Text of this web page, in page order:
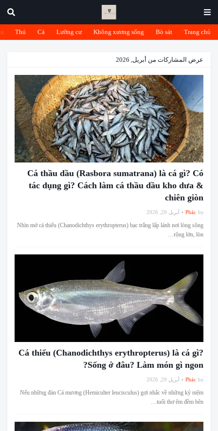
Trang chủ
Bò sát
Không xương sống
Lưỡng cư
Cá
Thú
عرض المشاركات من أبريل, 2026
Cá thầu dầu (Rasbora sumatrana) là cá gì? Có
tác dụng gì? Cách làm cá thầu dầu kho dưa &
chiên giòn
by
Phác أبريل 29, 2026
Nhìn mớ cá thiểu (Chanodichthys erythropterus) bạc trắng lấp lánh nơi lòng sông
rộng lớn, lòn…
Cá thiểu (Chanodichthys erythropterus) là cá gì?
Sống ở đâu? Làm món gì ngon?
by
Phác أبريل 29, 2026
Nếu những đàn Cá mương (Hemiculter leucisculus) gợi nhắc về những kỷ niệm
tuổi thơ êm đềm bên…